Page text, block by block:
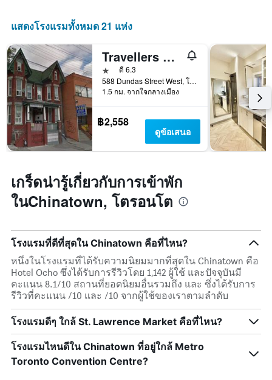
แสดง
ของ
สัปดาห์
แผนภูมิ
มี
แกน
Y
1
แกน
แแส
ดง
เฉลี่ย
ของ
ห้อง
พัก
แสดงโรงแรมทั้งหมด 21 แห่ง
Travellers Suites Toronto
1 ดาวดี 6.3
588 Dundas Street West, โตรอนโต, ON, แคนาดา
1.5 กม. จากใจกลางเมือง
฿2,558
ดูข้อเสนอ
เกร็ดน่ารู้เกี่ยวกับการเข้าพัก
ในChinatown, โตรอนโต
โรงแรมที่ดีที่สุดใน Chinatown คือที่ไหน?
หนึ่งในโรงแรมที่ได้รับความนิยมมากที่สุดใน Chinatown คือ
Hotel Ocho ซึ่งได้รับการรีวิวโดย 1,142 ผู้ใช้ และปัจจุบันมี
คะแนน 8.1/10 สถานที่ยอดนิยมอื่นรวมถึง และ ซึ่งได้รับการ
รีวิวที่คะแนน /10 และ /10 จากผู้ใช้ของเราตามลำดับ
โรงแรมดีๆ ใกล้ St. Lawrence Market คือที่ไหน?
โรงแรมไหนดีใน Chinatown ที่อยู่ใกล้ Metro
Toronto Convention Centre?